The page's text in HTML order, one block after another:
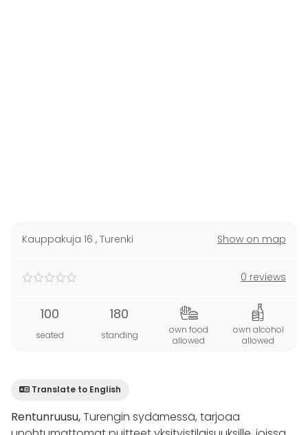
Kauppakuja 16 , Turenki Show on map
0 reviews
100
seated
180
standing
own food
allowed
own alcohol
allowed
Translate to English
Rentunruusu,Turengin sydämessä, tarjoaa